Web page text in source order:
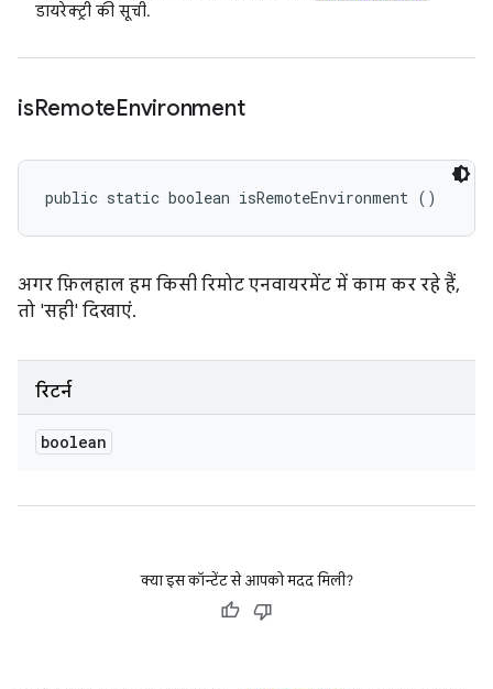
डायरेक्ट्री की सूची.
isRemoteEnvironment
public static boolean isRemoteEnvironment ()
अगर फ़िलहाल हम किसी रिमोट एनवायरमेंट में काम कर रहे हैं,
तो 'सही' दिखाएं.
रिटर्न
boolean
क्या इस कॉन्टेंट से आपको मदद मिली?